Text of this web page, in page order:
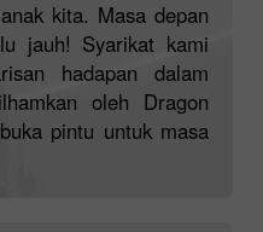
kita. Masa depan
jauh! Syarikat kami
hadapan dalam
oleh Dragon
pintu untuk masa